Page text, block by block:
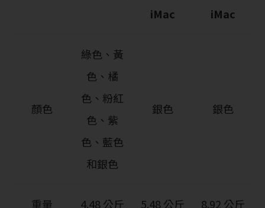
iMac
iMac
顏色
綠色、黃
色、橘
色、粉紅
色、紫
色、藍色
和銀色
銀色 銀色
重量 4.48 公斤 5.48 公斤 8.92 公斤